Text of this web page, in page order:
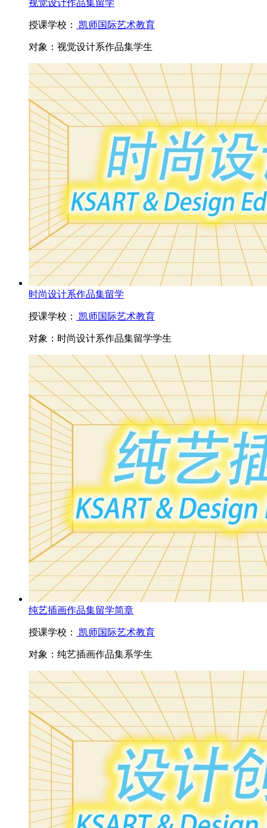
视觉设计作品集留学
授课学校： 凯师国际艺术教育
对象： 视觉设计系作品集学生
时尚设计系作品集留学
授课学校： 凯师国际艺术教育
对象： 时尚设计系作品集留学学生
纯艺插画作品集留学简章
授课学校： 凯师国际艺术教育
对象： 纯艺插画作品集系学生